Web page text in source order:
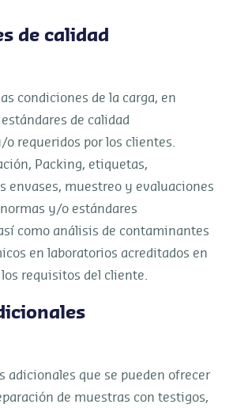
de calidad
condiciones de la carga, en
de calidad
requeridos por los clientes.
Packing, etiquetas,
envases, muestreo y evaluaciones
y/o estándares
como análisis de contaminantes
en laboratorios acreditados en
requisitos del cliente.
adicionales que se pueden ofrecer
de muestras con testigos,